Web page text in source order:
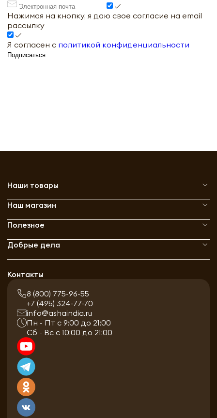
Нажимая на кнопку, я даю свое согласие на email
рассылку
Я согласен с политикой конфиденциальности
Подписаться
Наши товары
Наш магазин
Полезное
Добрые дела
Контакты
8 (800) 775-96-55
+7 (495) 324-77-70
info@ashaindia.ru
Пн - Пт с 9:00 до 21:00
Сб - Вс с 10:00 до 21:00